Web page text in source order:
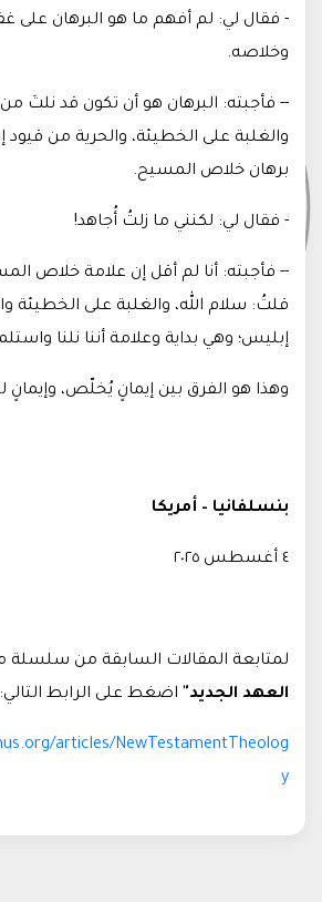
- فقال لي: لم أفهم ما هو البرهان على
وخلاصه.
-- فأجبته: البرهان هو أن تكون قد نلتَ
والغلبة على الخطيئة، والحرية من قيود
برهان خلاص المسيح.
- فقال لي: لكنني ما زلتُ أُجاهد!
-- فأجبته: أنا لم أقل إن علامة خلاص
قلتُ: سلام الله، والغلبة على الخطيئة
إبليس؛ وهي بداية وعلامة أننا نلنا
وهذا هو الفرق بين إيمانٍ يُخلّص،
بنسلفانيا – أمريكا
٤ أغسطس ٢٠٢٥
لمتابعة المقالات السابقة من سلسلة
العهد الجديد" اضغط على الرابط التالي:
articles/NewTestamentTheolog
y